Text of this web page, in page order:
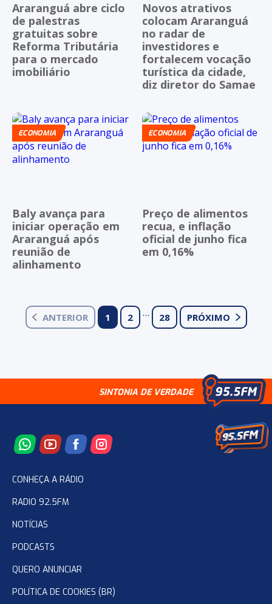
Araranguá abre ciclo
de palestras
gratuitas sobre
Reforma Tributária
para o mercado
imobiliário
Novos atrativos
colocam Araranguá
no radar de
investidores e
fortalecem vocação
turística da cidade,
diz diretor do Samae
ECONOMIA
Baly avança para
iniciar operação em
Araranguá após
reunião de
alinhamento
ECONOMIA
Preço de alimentos
recua, e inflação
oficial de junho fica
em 0,16%
ANTERIOR 1 2 … 28 PRÓXIMO
SINTONIA DE VERDADE
CONHEÇA A RÁDIO
RADIO 92.5FM
NOTÍCIAS
PODCASTS
QUERO ANUNCIAR
POLÍTICA DE COOKIES (BR)